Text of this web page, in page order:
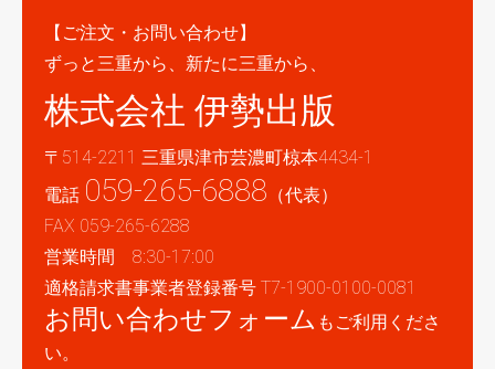
【ご注文・お問い合わせ】
ずっと三重から、新たに三重から、
株式会社 伊勢出版
〒514-2211 三重県津市芸濃町椋本4434-1
電話 059-265-6888 （代表）
FAX 059-265-6288
営業時間 8:30-17:00
適格請求書事業者登録番号 T7-1900-0100-0081
お問い合わせフォーム もご利用くださ
い。